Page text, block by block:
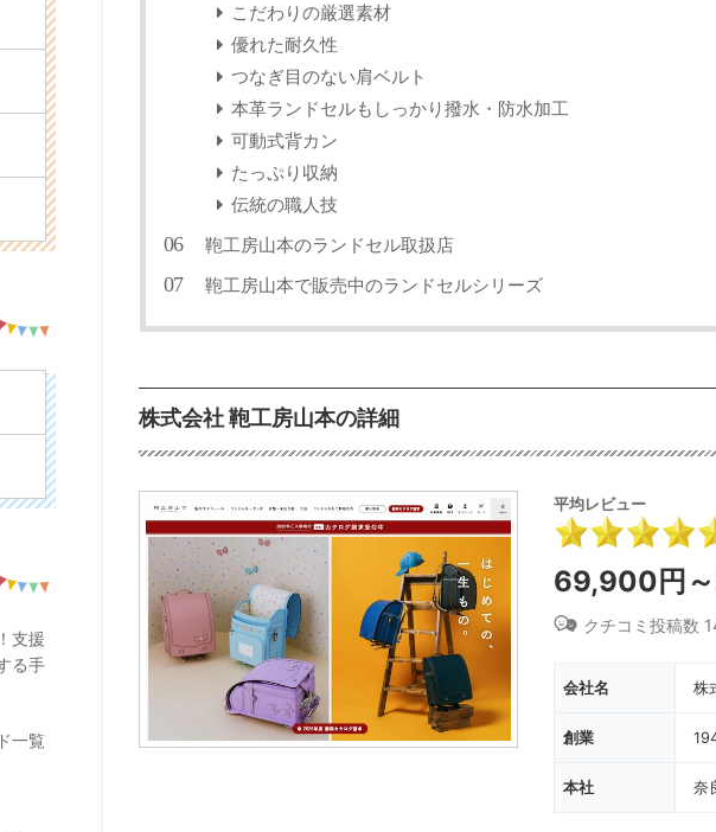
こだわりの厳選素材
優れた耐久性
つなぎ目のない肩ベルト
本革ランドセルもしっかり撥水・防水加工
可動式背カン
たっぷり収納
伝統の職人技
鞄工房山本のランドセル取扱店
鞄工房山本で販売中のランドセルシリーズ
株式会社 鞄工房山本の詳細
平均レビュー
69,900円
クチコミ投稿数
会社名 株
創業
本社 奈
支援
る手
一覧